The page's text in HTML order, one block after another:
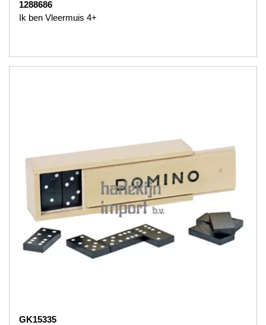
1288686
Ik ben Vleermuis 4+
GK15335